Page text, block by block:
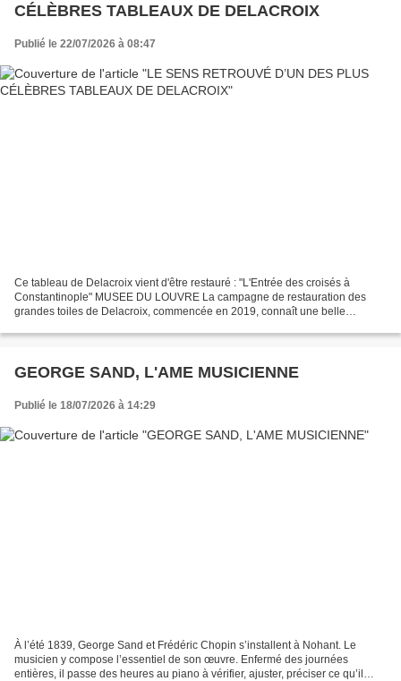
CÉLÈBRES TABLEAUX DE DELACROIX
Publié le 22/07/2026 à 08:47
Ce tableau de Delacroix vient d'être restauré : "L'Entrée des croisés à
Constantinople" MUSEE DU LOUVRE La campagne de restauration des
grandes toiles de Delacroix, commencée en 2019, connaît une belle
GEORGE SAND, L'AME MUSICIENNE
Publié le 18/07/2026 à 14:29
À l’été 1839, George Sand et Frédéric Chopin s’installent à Nohant. Le
musicien y compose l’essentiel de son œuvre. Enfermé des journées
entières, il passe des heures au piano à vérifier, ajuster, préciser ce qu’il